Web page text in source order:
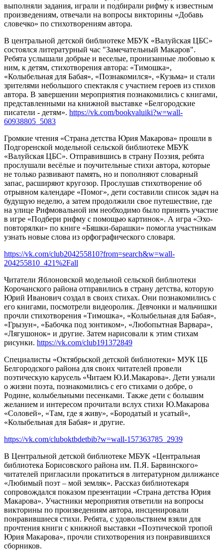
выполняли задания, играли и подбирали рифму к известным
произведениям, отвечали на вопросы викторины «Добавь
словечко» по стихотворениям автора.
В центральной детской библиотеке МБУК «Валуйская ЦБС»
состоялся литературный час "Замечательный Макаров".
Ребята услышали добрые и веселые, пронизанные любовью к
ним, к детям, стихотворения автора: «Тимошка»,
«Колыбельная для Бабая», «Познакомился», «Кузьма» и стали
зрителями небольшого спектакля с участием героев из стихов
автора. В завершении мероприятия познакомились с книгами,
представленными на книжной выставке «Белгородские
писатели - детям». https://vk.com/bookvaluiki?w=wall-
60938805_5083
Громкие чтения «Страна детства Юрия Макарова» прошли в
Подгоренской модельной сельской библиотеке МБУК
«Валуйская ЦБС». Отправившись в страну Поэзия, ребята
прослушали весёлые и поучительные стихи автора, которые
не только развивают память, но и пополняют словарный
запас, расширяют кругозор. Прослушав стихотворение об
отрывном календаре «Помог», дети составили список задач на
будущую неделю, а затем продолжили свое путешествие, где
на улице Рифмовальной им необходимо было принять участие
в игре «Подбери рифму с помощью картинок». А игра «Эхо-
повторялки» по книге «Бяшки-барашки» помогла участникам
узнать новые слова из орфографического словаря.
https://vk.com/club204255810?from=search&w=wall-
204255810_421%2Fall
Читатели Яблоновской модельной сельской библиотеки
Корочанского района отправились в страну детства, которую
Юрий Иванович создал в своих стихах. Они познакомились с
его книгами, посмотрели видеоролик. Девчонки и мальчишки
прочли стихотворения «Тимошка», «Колыбельная для Бабая»,
«Грызун», «Бабочка под зонтиком», «Любопытная Варвара»,
«Лягушонок» и другие. Затем нарисовали к этим стихам
рисунки. https://vk.com/club191372849
Специалисты «Октябрьской детской библиотеки» МУК ЦБ
Белгородского района для своих читателей провели
поэтическую карусель «Читаем Ю.И.Макарова». Дети узнали
о жизни поэта, познакомились с его стихами о добре, о
Родине, колыбельными песенками. Также дети с большим
желанием и интересом прочитали вслух стихи Ю.Макарова
«Соловей», «Там, где я живу», «Бородатый и усатый»,
«Колыбельная для Бабая» и другие.
https://vk.com/cluboktbdetbib?w=wall-157363785_2939
В Центральной детской библиотеке МБУК «Центральная
библиотека Борисовского района им. П.Я. Барвинского»
читателей пригласили прокатиться в литературном дилижансе
«Любимый поэт – мой земляк». Рассказ библиотекаря
сопровождался показом презентации «Страна детства Юрия
Макарова». Участники мероприятия ответили на вопросы
викторины по произведениям автора, инсценировали
понравившиеся стихи. Ребята, с удовольствием взяли для
прочтения книги с книжной выставки «Поэтической тропой
Юрия Макарова», прочли стихотворения из понравившихся
сборников.